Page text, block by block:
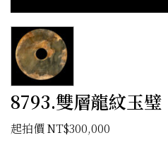
8793.雙層龍紋玉璧
NT$300,000